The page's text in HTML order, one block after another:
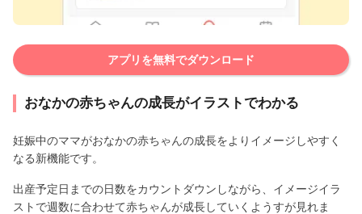
アプリを無料でダウンロード
おなかの赤ちゃんの成長がイラストでわかる
妊娠中のママがおなかの赤ちゃんの成長をよりイメージしやすく
なる新機能です。
出産予定日までの日数をカウントダウンしながら、イメージイラ
ストで週数に合わせて赤ちゃんが成長していくようすが見れま